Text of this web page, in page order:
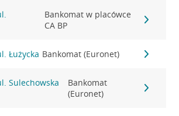
Bankomat w placówce
CA BP
Łużycka Bankomat (Euronet)
Sulechowska
Bankomat
(Euronet)